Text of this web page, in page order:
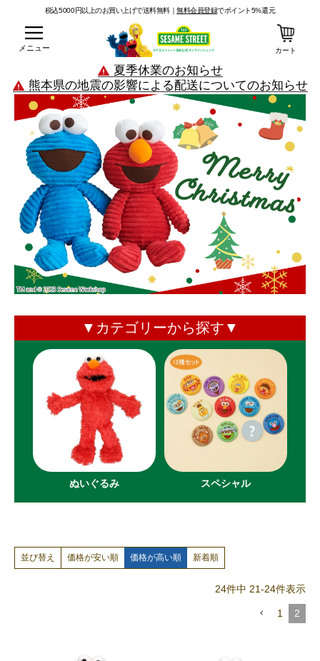
税込5000円以上のお買い上げで送料無料｜無料会員登録でポイント5%還元
メニュー カート
夏季休業のお知らせ
熊本県の地震の影響による配送についてのお知らせ
▼カテゴリーから探す▼
ぬいぐるみ スペシャル
並び替え 価格が安い順 価格が高い順 新着順
24件中 21-24件表示
1 2